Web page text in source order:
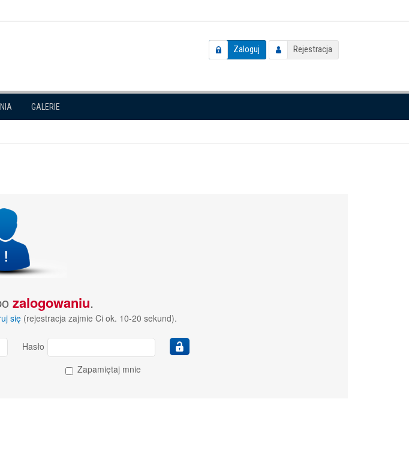
Zaloguj Rejestracja
GALERIE
zalogowaniu.
się (rejestracja zajmie Ci ok. 10-20 sekund).
Hasło
Zapamiętaj mnie